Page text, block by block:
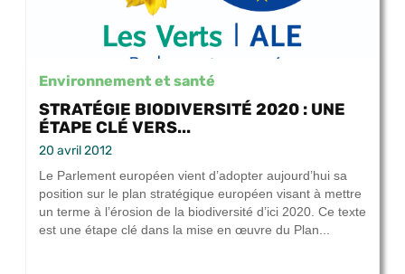
Environnement et santé
STRATÉGIE BIODIVERSITÉ 2020 : UNE
ÉTAPE CLÉ VERS...
20 avril 2012
Le Parlement européen vient d’adopter aujourd’hui sa
position sur le plan stratégique européen visant à mettre
un terme à l’érosion de la biodiversité d’ici 2020. Ce texte
est une étape clé dans la mise en œuvre du Plan...